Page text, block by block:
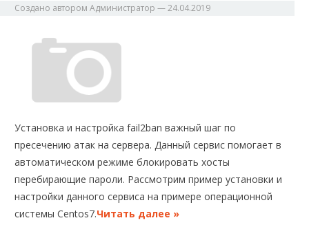
Создано авторомАдминистратор —24.04.2019
Установка и настройка fail2ban важный шаг по
пресечению атак на сервера. Данный сервис помогает в
автоматическом режиме блокировать хосты
перебирающие пароли. Рассмотрим пример установки и
настройки данного сервиса на примере операционной
системы Centos7.Читать далее »